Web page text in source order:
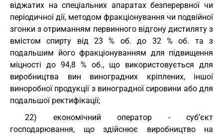
віджатих на спеціальних апаратах безперервної чи
періодичної дії, методом фракціонування чи подвійної
згонки з отриманням первинного відгону дистиляту з
вмістом спирту від 23 % об. до 32 % об. та з
подальшим його фракціонуванням для підвищення
міцності до 94,8 % об., що використовується для
виробництва вин виноградних кріплених, іншої
виноробної продукції з виноградної сировини або для
подальшої ректифікації;
22) економічний оператор - суб’єкт
господарювання, що здійснює виробництво на